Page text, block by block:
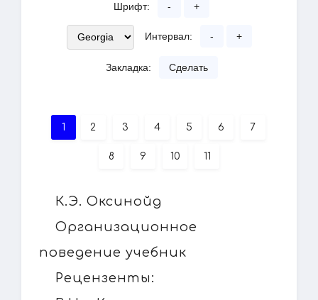
Шрифт: - +
Интервал: - +
Закладка: Сделать
1 2 3 4 5 6 7
8 9 10 11
К.Э. Оксинойд
Организационное
поведение учебник
Рецензенты: